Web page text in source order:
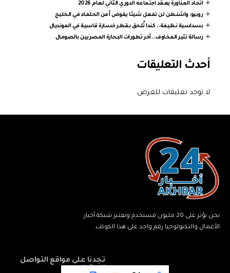
اتحاد المناورة يعقد اجتماعه الدوري الثاني لعام 2026
روبيو: واشنطن لن تفعل شيئا يقوض أمن الحلفاء في الخليج
بسداسية نظيفة.. كندا تُلحق بقطر خسارة قاسية في المونديال
رسالة تثير المخاوف.. آخر تطورات البحارة المصريين بالصومال
أحدث التعليقات
لا توجد تعليقات للعرض.
نحن نؤثر على 20 مليون مستخدم ونعتبر شبكة أخبار
الأعمال والتكنولوجيا رقم واحد على هذا الكوكب.
تجدنا على مواقع التواصل